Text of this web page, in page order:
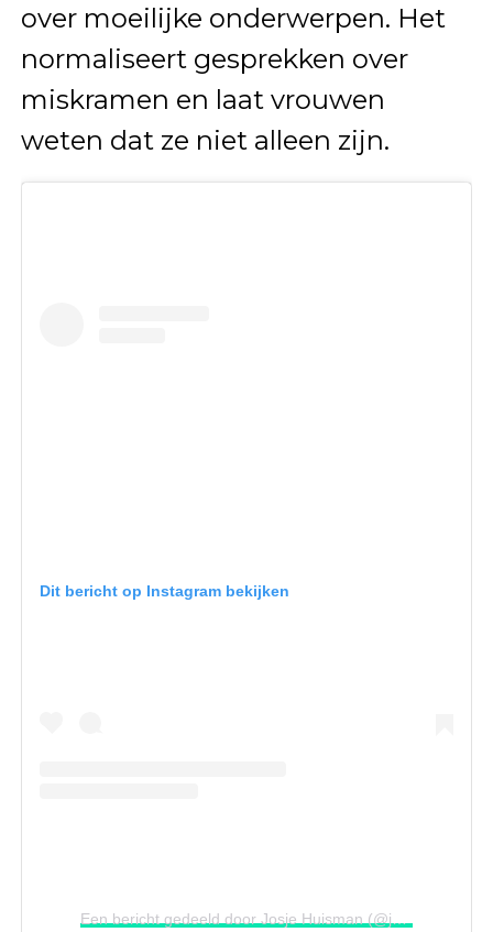
over moeilijke onderwerpen. Het
normaliseert gesprekken over
miskramen en laat vrouwen
weten dat ze niet alleen zijn.
Dit bericht op Instagram bekijken